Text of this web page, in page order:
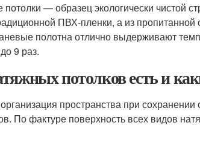
— образец экологически чистой
ПВХ-пленки, а из пропитанной
полотна отлично выдерживают
9 раз.
потолков есть и
пространства при
По фактуре поверхность всех видов